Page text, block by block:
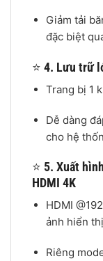
Giảm tải
đặc biệt
⭐ 4. Lưu trữ
Trang bị 1
Dễ dàng
cho hệ
⭐ 5. Xuất
HDMI 4K
HDMI
ảnh hiển
Riêng